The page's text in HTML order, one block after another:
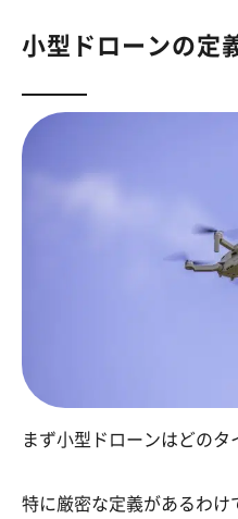
小型ドローンの定
まず小型ドローンはどのタ
特に厳密な定義があるわけ